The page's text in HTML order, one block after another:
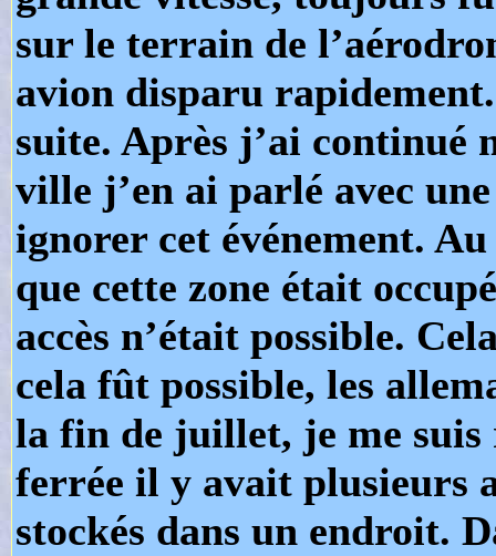
sur le terrain de
avion disparu
suite. Après j’ai continué
ville j’en ai parlé avec
ignorer cet événement.
que cette zone était
accès n’était possible.
cela fût possible, les
la fin de juillet, je me suis
ferrée il y avait plusieurs
stockés dans un endroit.